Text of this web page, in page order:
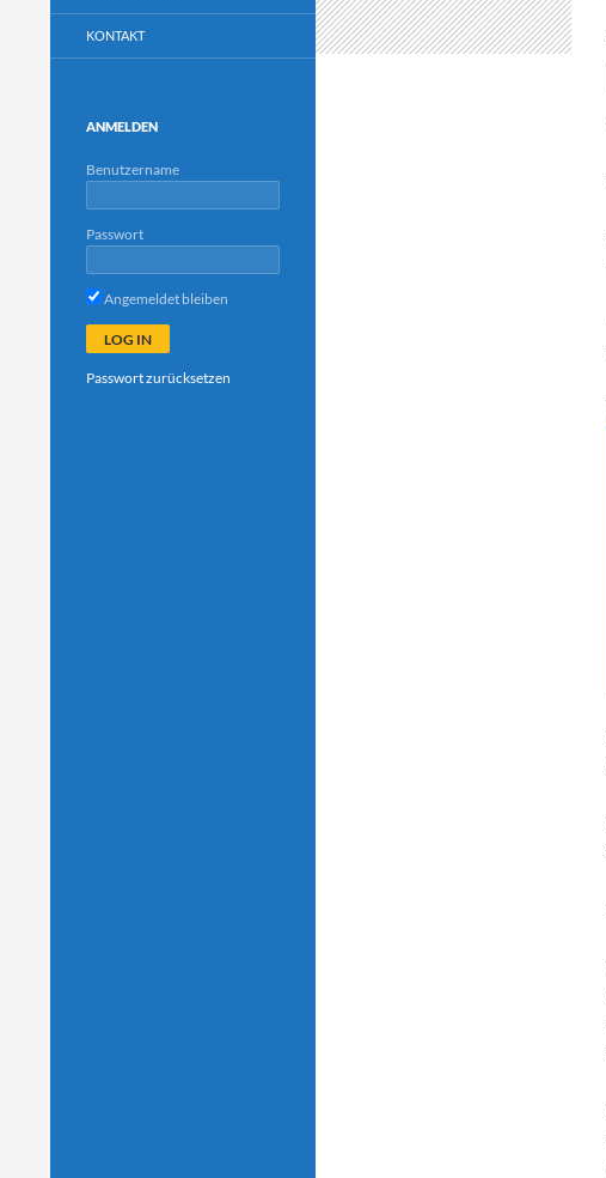
KONTAKT
ANMELDEN
Benutzername
Passwort
Angemeldet bleiben
Passwort zurücksetzen